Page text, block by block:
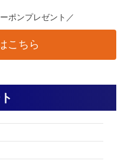
ポンプレゼント／
こちら